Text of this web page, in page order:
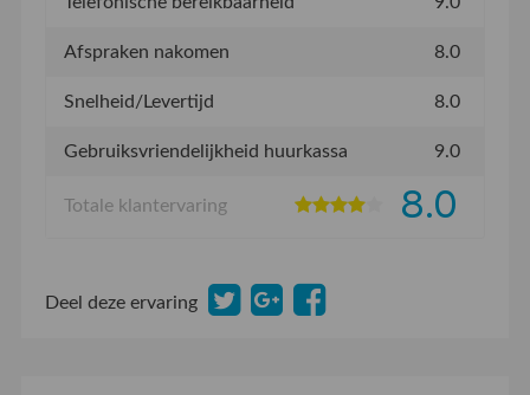
Afspraken nakomen 8.0
Snelheid/Levertijd 8.0
Gebruiksvriendelijkheid huurkassa 9.0
Totale klantervaring 8.0
Deel deze ervaring